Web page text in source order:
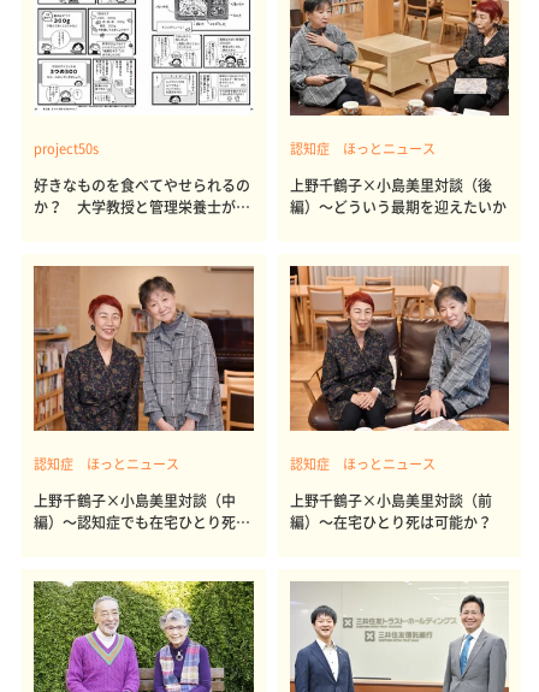
project50s
好きなものを食べてやせられるの
か？ 大学教授と管理栄養士が出
認知症 ほっとニュース
上野千鶴子×小島美里対談（後
編）～どういう最期を迎えたいか
認知症 ほっとニュース
上野千鶴子×小島美里対談（中
編）～認知症でも在宅ひとり死は
認知症 ほっとニュース
上野千鶴子×小島美里対談（前
編）～在宅ひとり死は可能か？